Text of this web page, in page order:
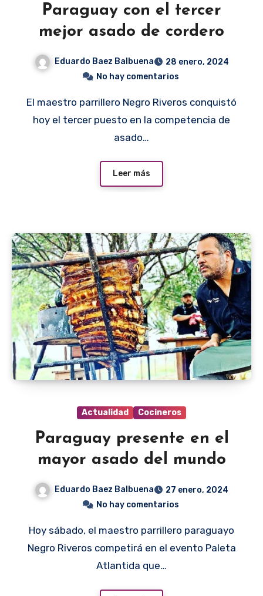
Paraguay con el tercer
mejor asado de cordero
Eduardo Baez Balbuena
28 enero, 2024
No hay comentarios
El maestro parrillero Negro Riveros conquistó
hoy el tercer puesto en la competencia de
asado…
Leer más
Actualidad Cocineros
Paraguay presente en el
mayor asado del mundo
Eduardo Baez Balbuena
27 enero, 2024
No hay comentarios
Hoy sábado, el maestro parrillero paraguayo
Negro Riveros competirá en el evento Paleta
Atlantida que…